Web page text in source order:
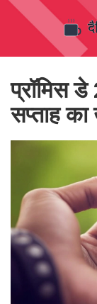
प्रॉमिस
सप्ताह